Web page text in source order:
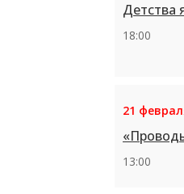
Детства
18:00
21
13:00